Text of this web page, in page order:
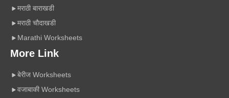
मराठी बाराखडी
मराठी चौदाखडी
Marathi Worksheets
More Link
बेरीज Worksheets
वजाबाकी Worksheets